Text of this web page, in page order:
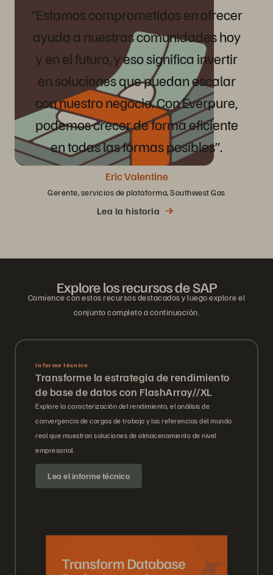
“Estamoscomprometidosen ofrecer
ayuda a nuestrascomunidadeshoy
yen elfuturo,yesosignifica invertir
ensolucionesquepuedanescalar
connuestronegocio.ConEverpure,
podemoscrecerdeformaeficiente
entodaslasformasposibles”.
Eric Valentine
Gerente, servicios de plataforma, Southwest Gas
Lea la historia
Explore los recursos de SAP
Comience con estos recursos destacados y luego explore el
conjunto completo a continuación.
Informe técnico
Transforme la estrategia de rendimiento
de base de datos con FlashArray//XL
Explore la caracterización del rendimiento, el análisis de
convergencia de cargas de trabajo y las referencias del mundo
real que muestran soluciones de almacenamiento de nivel
empresarial.
Lea el informe técnico